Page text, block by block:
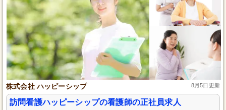
株式会社 ハッピーシップ 8月5日更新
訪問看護ハッピーシップの看護師の正社員求人